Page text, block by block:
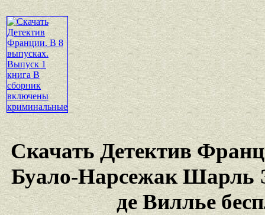
Скачать Детектив
Буало-Нарсежак Шарль
де Виллье